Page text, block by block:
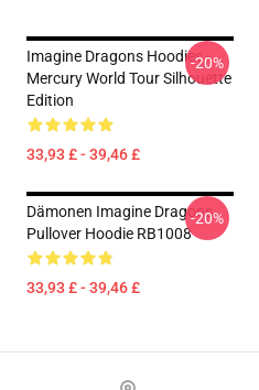
Imagine Dragons Hoodies -
Mercury World Tour Silhouette
Edition
33,93 £ - 39,46 £
-20%
Dämonen Imagine Dragons
Pullover Hoodie RB1008
33,93 £ - 39,46 £
-20%